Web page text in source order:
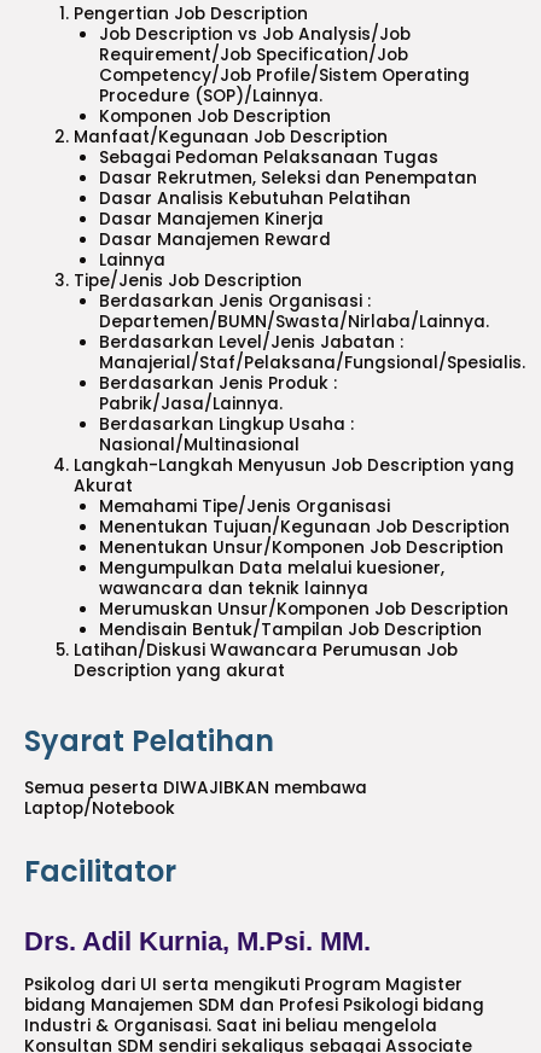
Pengertian Job Description
Job Description vs Job Analysis/Job
Requirement/Job Specification/Job
Competency/Job Profile/Sistem Operating
Procedure (SOP)/Lainnya.
Komponen Job Description
Manfaat/Kegunaan Job Description
Sebagai Pedoman Pelaksanaan Tugas
Dasar Rekrutmen, Seleksi dan Penempatan
Dasar Analisis Kebutuhan Pelatihan
Dasar Manajemen Kinerja
Dasar Manajemen Reward
Lainnya
Tipe/Jenis Job Description
Berdasarkan Jenis Organisasi :
Departemen/BUMN/Swasta/Nirlaba/Lainnya.
Berdasarkan Level/Jenis Jabatan :
Manajerial/Staf/Pelaksana/Fungsional/Spesialis.
Berdasarkan Jenis Produk :
Pabrik/Jasa/Lainnya.
Berdasarkan Lingkup Usaha :
Nasional/Multinasional
Langkah-Langkah Menyusun Job Description yang
Akurat
Memahami Tipe/Jenis Organisasi
Menentukan Tujuan/Kegunaan Job Description
Menentukan Unsur/Komponen Job Description
Mengumpulkan Data melalui kuesioner,
wawancara dan teknik lainnya
Merumuskan Unsur/Komponen Job Description
Mendisain Bentuk/Tampilan Job Description
Latihan/Diskusi Wawancara Perumusan Job
Description yang akurat
Syarat Pelatihan
Semua peserta DIWAJIBKAN membawa
Laptop/Notebook
Facilitator
Drs. Adil Kurnia, M.Psi. MM.
Psikolog dari UI serta mengikuti Program Magister
bidang Manajemen SDM dan Profesi Psikologi bidang
Industri & Organisasi. Saat ini beliau mengelola
Konsultan SDM sendiri sekaligus sebagai Associate